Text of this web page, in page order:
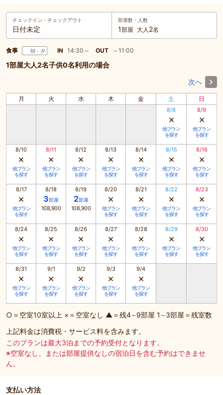
チェックイン・ チェックアウト
日付未定
部屋数・人数
1部屋 大人 2名
食事 朝・夕 IN 14:30～ OUT ～11:00
1部屋大人2名子供0名利用の場合
次へ
月 火 水 木 金 土 日
8/8
×
他プラン
を探す
8/9
×
他プラン
を探す
8/10
×
他プラン
を探す
8/11
×
他プラン
を探す
8/12
×
他プラン
を探す
8/13
×
他プラン
を探す
8/14
×
他プラン
を探す
8/15
×
他プラン
を探す
8/16
×
他プラン
を探す
8/17
×
他プラン
を探す
8/18
3部屋
108,900
8/19
2部屋
108,900
8/20
×
他プラン
を探す
8/21
×
他プラン
を探す
8/22
×
他プラン
を探す
8/23
×
他プラン
を探す
8/24
×
他プラン
を探す
8/25
×
他プラン
を探す
8/26
×
他プラン
を探す
8/27
×
他プラン
を探す
8/28
×
他プラン
を探す
8/29
×
他プラン
を探す
8/30
×
他プラン
を探す
8/31
×
他プラン
を探す
9/1
×
他プラン
を探す
9/2
×
他プラン
を探す
9/3
×
他プラン
を探す
9/4
×
他プラン
を探す
○＝空室10室以上 ×＝空室なし ▲＝残4∼9部屋 1∼3部屋＝残室数
上記料金は消費税・サービス料を含みます。
このプランは最大3泊までの予約受付となります。
※空室なし、または部屋提供なしの宿泊日を含む予約はできませ
ん。
支払い方法